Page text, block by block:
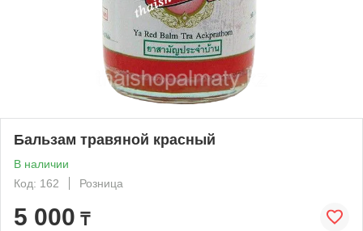
Бальзам травяной красный
В наличии
Код: 162
Розница
5 000 ₸